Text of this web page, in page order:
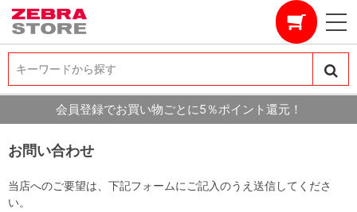
キーワードから探す
キーワードから探す
会員登録でお買い物ごとに5％ポイント還元！
お問い合わせ
当店へのご要望は、下記フォームにご記入のうえ送信してくださ
い。